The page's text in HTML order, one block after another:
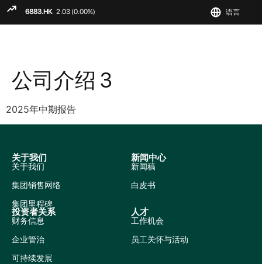
语言
公司介绍 3
2025年中期报告
关于我们
关于我们
集团销售网络
集团里程碑
新闻中心
新闻稿
白皮书
投资者关系
财务信息
企业管治
可持续发展
人才
工作机会
员工关怀与活动